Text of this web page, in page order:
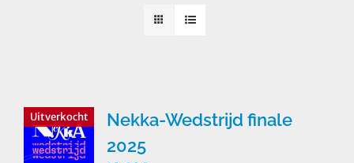
Uitverkocht
Nekka-Wedstrijd finale
2025